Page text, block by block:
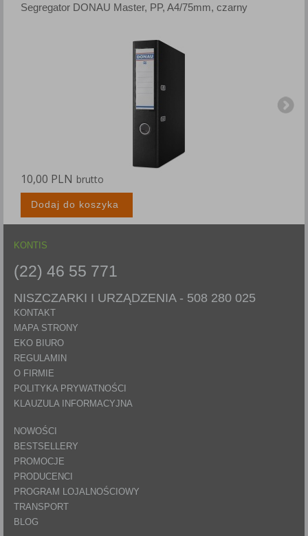
Segregator DONAU Master, PP, A4/75mm, czarny
10,00 PLN brutto
Dodaj do koszyka
KONTIS
(22) 46 55 771
NISZCZARKI I URZĄDZENIA - 508 280 025
KONTAKT
MAPA STRONY
EKO BIURO
REGULAMIN
O FIRMIE
POLITYKA PRYWATNOŚCI
KLAUZULA INFORMACYJNA
NOWOŚCI
BESTSELLERY
PROMOCJE
PRODUCENCI
PROGRAM LOJALNOŚCIOWY
TRANSPORT
BLOG